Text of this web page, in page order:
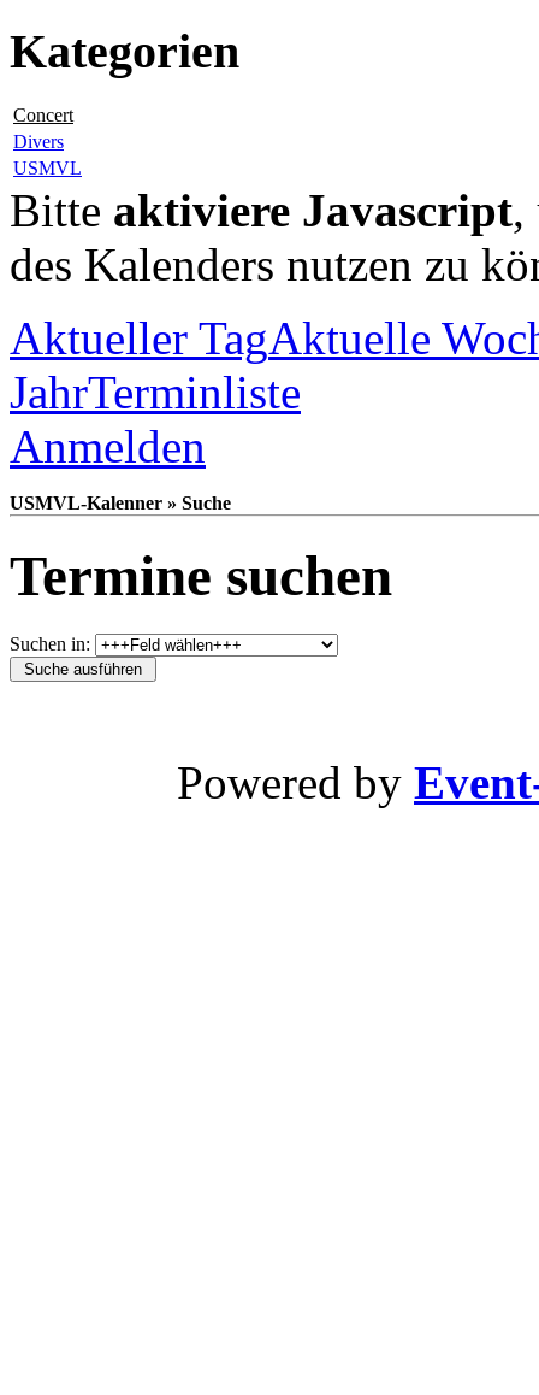
Kategorien
Concert
Divers
USMVL
Bitte aktiviere Javascript,
des Kalenders nutzen zu
Aktueller TagAktuelle
JahrTerminliste
Anmelden
USMVL-Kalenner » Suche
Termine suchen
Suchen in:
Powered by